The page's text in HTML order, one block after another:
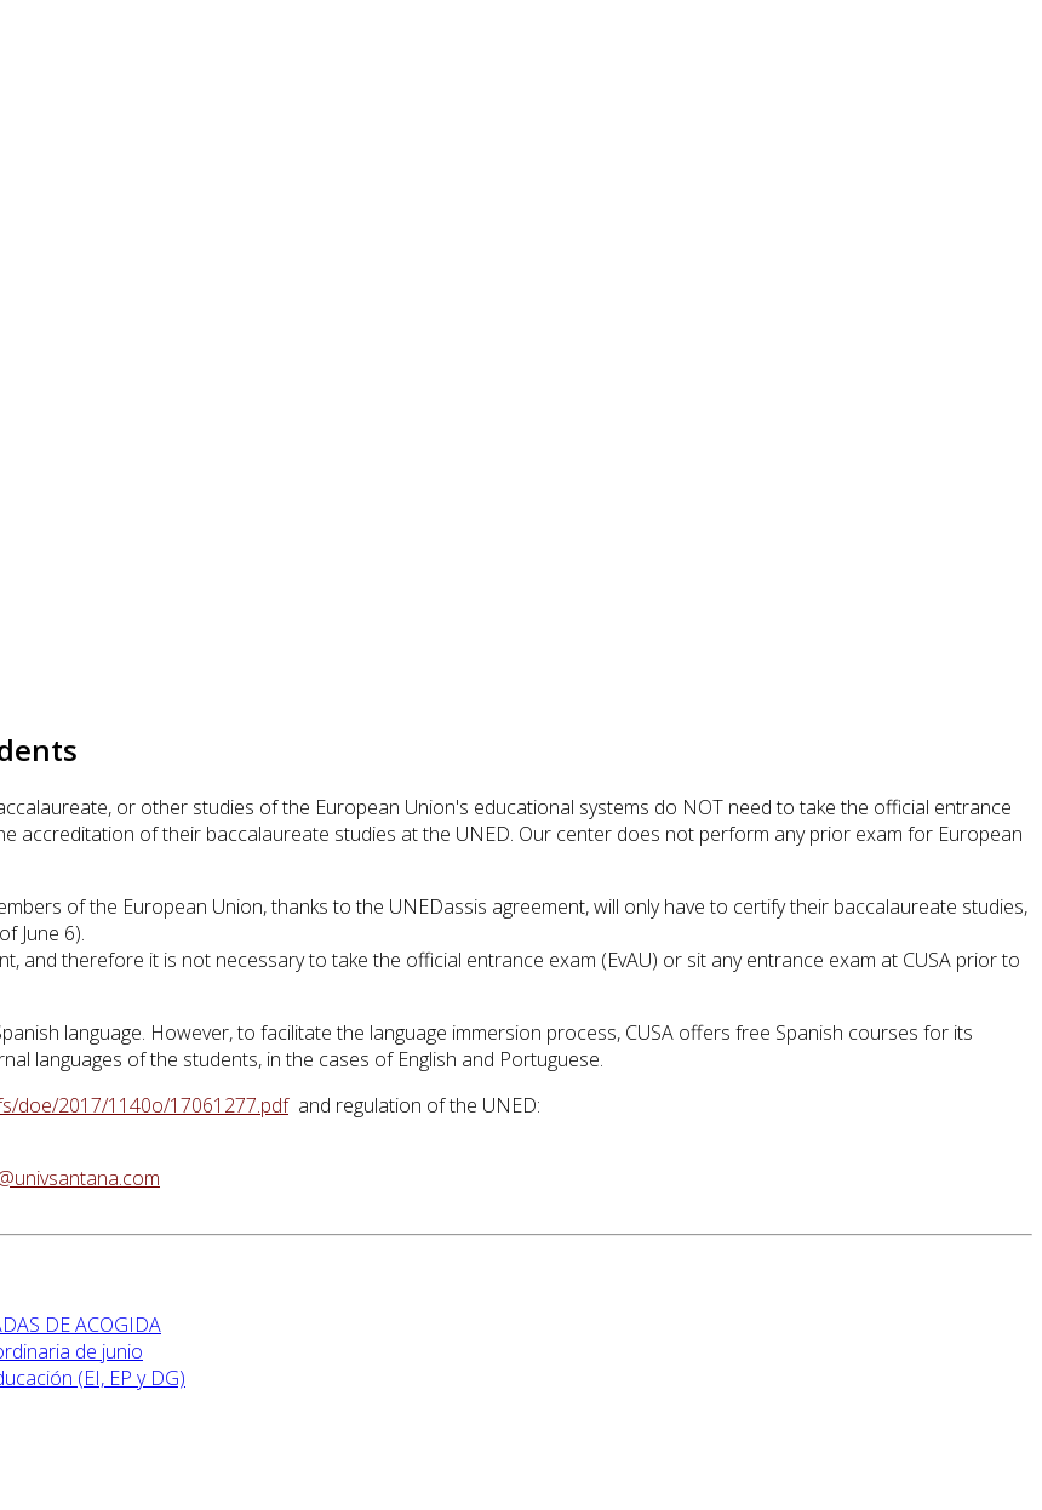
or other studies of the European Union's educational systems do NOT need to take the official entrance
accreditation of their baccalaureate studies at the UNED. Our center does not perform any prior exam for European
of the European Union, thanks to the UNEDassis agreement, will only have to certify their baccalaureate studies,
June 6).
and therefore it is not necessary to take the official entrance exam (EvAU) or sit any entrance exam at CUSA prior to
language. However, to facilitate the language immersion process, CUSA offers free Spanish courses for its
languages of the students, in the cases of English and Portuguese.
doe/2017/1140o/17061277.pdfand regulation of the UNED:
DE ACOGIDA
de junio
(EI, EP y DG)